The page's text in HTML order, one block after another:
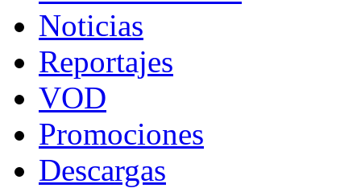
Noticias
Reportajes
VOD
Promociones
Descargas